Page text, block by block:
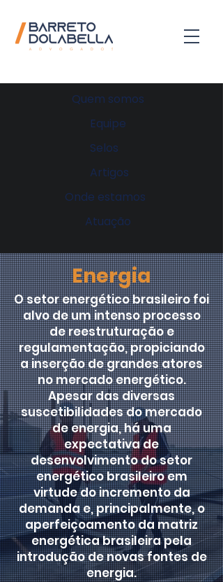
Atuação
Quem somos
Equipe
Selos
Artigos
Onde estamos
Energia
O setor energético brasileiro foi
alvo de um intenso processo
de reestruturação e
regulamentação, propiciando
a inserção de grandes atores
no mercado energético.
Apesar das diversas
suscetibilidades do mercado
de energia, há uma
expectativa de
desenvolvimento do setor
energético brasileiro em
virtude do incremento da
demanda e, principalmente, o
aperfeiçoamento da matriz
energética brasileira pela
introdução de novas fontes de
energia.